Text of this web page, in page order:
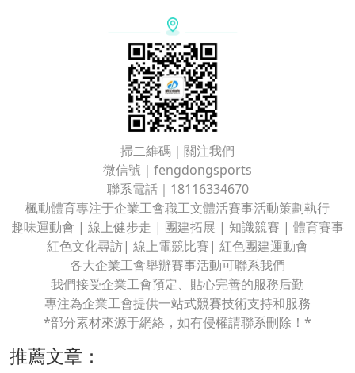
掃二維碼｜關注我們
微信號｜fengdongsports
聯系電話｜18116334670
楓動體育專注于企業工會職工文體活賽事活動策劃執行
趣味運動會 | 線上健步走 | 團建拓展 | 知識競賽 | 體育賽事
紅色文化尋訪| 線上電競比賽| 紅色團建運動會
各大企業工會舉辦賽事活動可聯系我們
我們接受企業工會預定、貼心完善的服務后勤
專注為企業工會提供一站式競賽技術支持和服務
*部分素材來源于網絡，如有侵權請聯系刪除！*
推薦文章：